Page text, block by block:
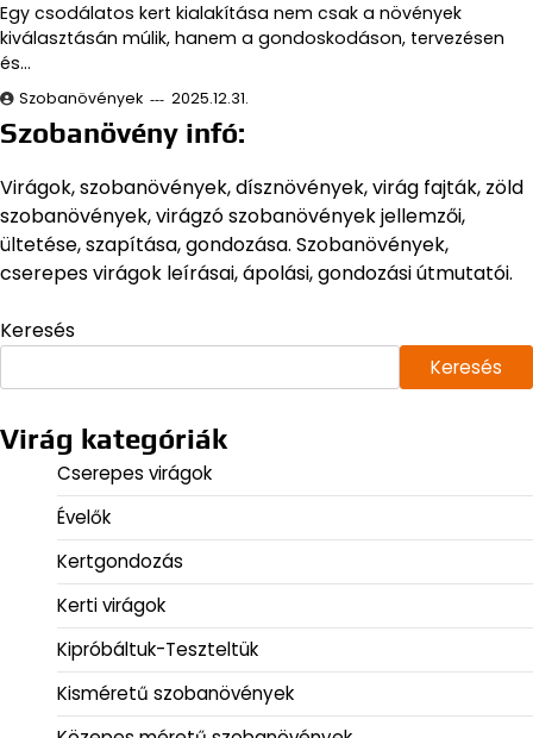
Egy csodálatos kert kialakítása nem csak a növények
kiválasztásán múlik, hanem a gondoskodáson, tervezésen
és…
Szobanövények 2025.12.31.
Szobanövény infó:
Virágok, szobanövények, dísznövények, virág fajták, zöld
szobanövények, virágzó szobanövények jellemzői,
ültetése, szapítása, gondozása. Szobanövények,
cserepes virágok leírásai, ápolási, gondozási útmutatói.
Keresés
Keresés
Virág kategóriák
Cserepes virágok
Évelők
Kertgondozás
Kerti virágok
Kipróbáltuk-Teszteltük
Kisméretű szobanövények